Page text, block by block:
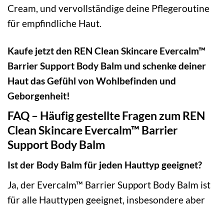
Cream, und vervollständige deine Pflegeroutine
für empfindliche Haut.
Kaufe jetzt den REN Clean Skincare Evercalm™
Barrier Support Body Balm und schenke deiner
Haut das Gefühl von Wohlbefinden und
Geborgenheit!
FAQ – Häufig gestellte Fragen zum REN
Clean Skincare Evercalm™ Barrier
Support Body Balm
Ist der Body Balm für jeden Hauttyp geeignet?
Ja, der Evercalm™ Barrier Support Body Balm ist
für alle Hauttypen geeignet, insbesondere aber